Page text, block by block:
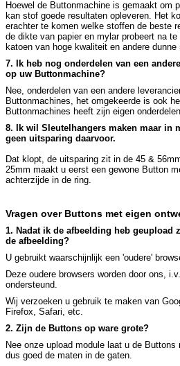
Hoewel de Buttonmachine is gemaakt om
kan stof goede resultaten opleveren. Het
erachter te komen welke stoffen de beste
de dikte van papier en mylar probeert na
katoen van hoge kwaliteit en andere
7. Ik heb nog onderdelen van een
op uw Buttonmachine?
Nee, onderdelen van een andere
Buttonmachines, het omgekeerde is ook
Buttonmachines heeft zijn eigen
8. Ik wil Sleutelhangers maken maar in
geen uitsparing daarvoor.
Dat klopt, de uitsparing zit in de 45 &
25mm maakt u eerst een gewone Button
achterzijde in de ring.
Vragen over Buttons met eigen
1. Nadat ik de afbeelding heb geupload
de afbeelding?
U gebruikt waarschijnlijk een 'oudere'
Deze oudere browsers worden door ons,
ondersteund.
Wij verzoeken u gebruik te maken van
Firefox, Safari, etc.
2. Zijn de Buttons op ware grote?
Nee onze upload module laat u de
dus goed de maten in de gaten.